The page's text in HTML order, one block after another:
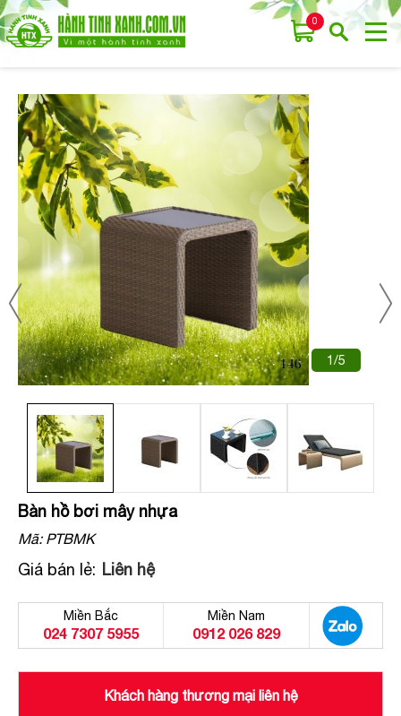
0
1/5
Bàn hồ bơi mây nhựa
Mã:PTBMK
Giá bán lẻ: Liên hệ
Miền Bắc
024 7307 5955
Miền Nam
0912 026 829
Khách hàng thương mại liên hệ